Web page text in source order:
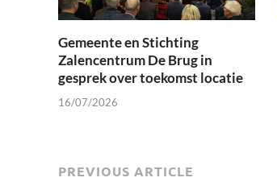
Gemeente en Stichting
Zalencentrum De Brug in
gesprek over toekomst locatie
16/07/2026
PREVIOUS ARTICLE